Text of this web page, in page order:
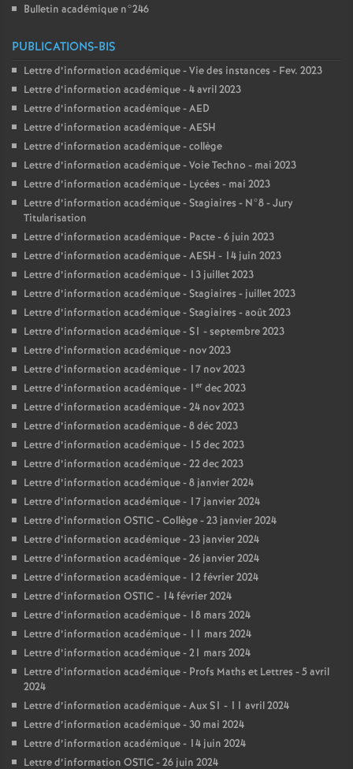
Bulletin académique n°246
PUBLICATIONS-BIS
Lettre d’information académique - Vie des instances - Fev. 2023
Lettre d’information académique - 4 avril 2023
Lettre d’information académique - AED
Lettre d’information académique - AESH
Lettre d’information académique - collège
Lettre d’information académique - Voie Techno - mai 2023
Lettre d’information académique - Lycées - mai 2023
Lettre d’information académique - Stagiaires - N°8 - Jury
Titularisation
Lettre d’information académique - Pacte - 6 juin 2023
Lettre d’information académique - AESH - 14 juin 2023
Lettre d’information académique - 13 juillet 2023
Lettre d’information académique - Stagiaires - juillet 2023
Lettre d’information académique - Stagiaires - août 2023
Lettre d’information académique - S1 - septembre 2023
Lettre d’information académique - nov 2023
Lettre d’information académique - 17 nov 2023
Lettre d’information académique - 1 er dec 2023
Lettre d’information académique - 24 nov 2023
Lettre d’information académique - 8 déc 2023
Lettre d’information académique - 15 dec 2023
Lettre d’information académique - 22 dec 2023
Lettre d’information académique - 8 janvier 2024
Lettre d’information académique - 17 janvier 2024
Lettre d’information OSTIC - Collège - 23 janvier 2024
Lettre d’information académique - 23 janvier 2024
Lettre d’information académique - 26 janvier 2024
Lettre d’information académique - 12 février 2024
Lettre d’information OSTIC - 14 février 2024
Lettre d’information académique - 18 mars 2024
Lettre d’information académique - 11 mars 2024
Lettre d’information académique - 21 mars 2024
Lettre d’information académique - Profs Maths et Lettres - 5 avril
2024
Lettre d’information académique - Aux S1 - 11 avril 2024
Lettre d’information académique - 30 mai 2024
Lettre d’information académique - 14 juin 2024
Lettre d’information OSTIC - 26 juin 2024